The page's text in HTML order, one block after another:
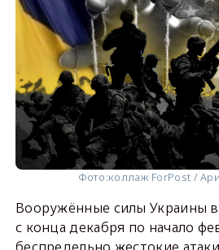
Фото:коллаж ForPost /
Вооружённые силы Украины
с конца декабря по начало